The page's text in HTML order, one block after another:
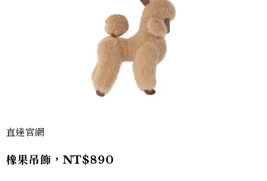
直達官網
橡果吊飾，NT$890